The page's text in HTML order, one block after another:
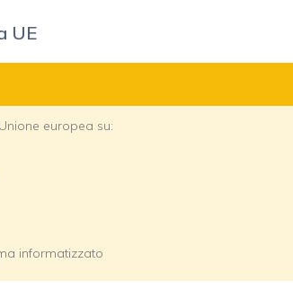
UE
europea su:
informatizzato